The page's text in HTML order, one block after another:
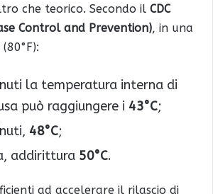
che teorico. Secondo il CDC
Control and Prevention), in una
la temperatura interna di
può raggiungere i 43°C;
48°C;
addirittura 50°C.
ad accelerare il rilascio di